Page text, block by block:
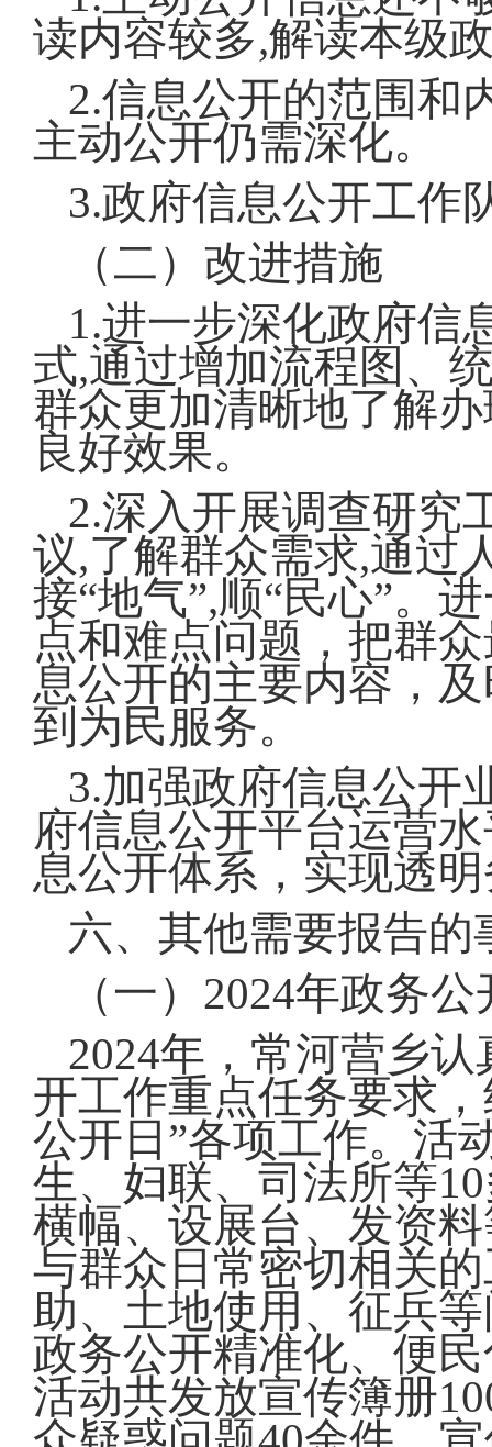
读内容较多,解读本级
2.信息公开的范围和
主动公开仍需深化。
3.政府信息公开工作
（二）改进措施
1.进一步深化政府信
式,通过增加流程图、
群众更加清晰地了解
良好效果。
2.深入开展调查研究
议,了解群众需求,通过
接“地气”,顺“民心”。
点和难点问题，把群
息公开的主要内容，
到为民服务。
3.加强政府信息公开
府信息公开平台运营
息公开体系，实现透
六、其他需要报告的
（一）2024年政务
2024年，常河营乡
开工作重点任务要求
公开日”各项工作。活
生、妇联、司法所等
横幅、设展台、发资
与群众日常密切相关
助、土地使用、征兵
政务公开精准化、便
活动共发放宣传簿册